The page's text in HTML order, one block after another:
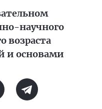
научного
возраста
и основами